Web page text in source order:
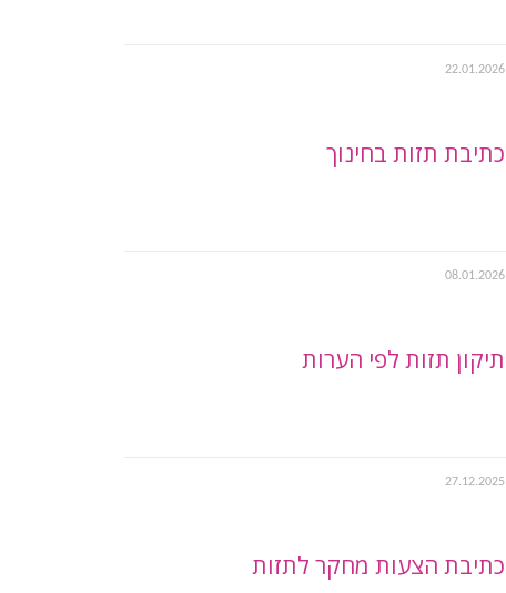
22.01.2026
כתיבת תזות בחינוך
08.01.2026
תיקון תזות לפי הערות
27.12.2025
כתיבת הצעות מחקר לתזות